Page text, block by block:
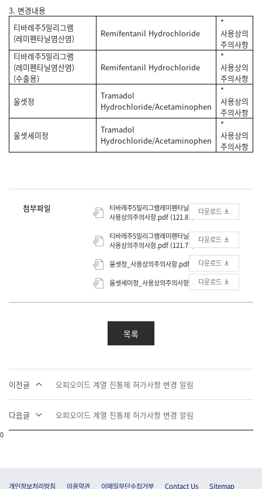
3. 변경내용
티바레주5밀리그램
(레미펜타닐염산염)
Remifentanil Hydrochloride
*
사용상의
주의사항
티바레주5밀리그램
(레미펜타닐염산염)
(수출용)
Remifentanil Hydrochloride
*
사용상의
주의사항
울셋정
Tramadol
Hydrochloride/Acetaminophen
*
사용상의
주의사항
울셋세미정
Tramadol
Hydrochloride/Acetaminophen
*
사용상의
주의사항
첨부파일
티바레주5밀리그램레미펜타닐염산염_
사용상의주의사항.pdf (121.8K)
다운로드
티바레주5밀리그램레미펜타닐염산염수출용_
사용상의주의사항.pdf (121.7K)
다운로드
울셋정_사용상의주의사항.pdf (139.7K)
다운로드
울셋세미정_사용상의주의사항.pdf (139.7K)
다운로드
목록
이전글 오피오이드 계열 진통제 허가사항 변경 알림
다음글 오피오이드 계열 진통제 허가사항 변경 알림
0
개인정보처리방침 이용약관 이메일무단수집거부 Contact Us Sitemap